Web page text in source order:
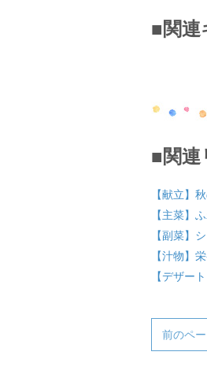
■関連
■関連
【献立】
【主菜】
【副菜】
【汁物】
【デザー
前のペ